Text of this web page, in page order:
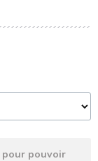
pour pouvoir